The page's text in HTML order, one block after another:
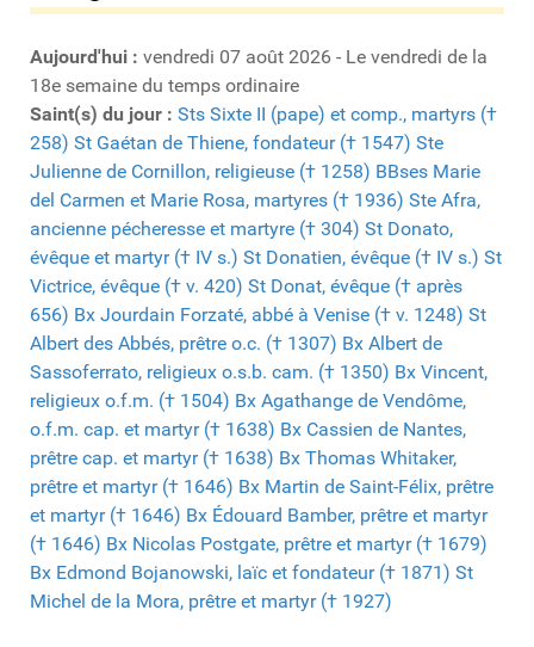
Aujourd'hui : vendredi 07 août 2026 - Le vendredi de la
18e semaine du temps ordinaire
Saint(s) du jour : Sts Sixte II (pape) et comp., martyrs (†
258) St Gaétan de Thiene, fondateur († 1547) Ste
Julienne de Cornillon, religieuse († 1258) BBses Marie
del Carmen et Marie Rosa, martyres († 1936) Ste Afra,
ancienne pécheresse et martyre († 304) St Donato,
évêque et martyr († IV s.) St Donatien, évêque († IV s.) St
Victrice, évêque († v. 420) St Donat, évêque († après
656) Bx Jourdain Forzaté, abbé à Venise († v. 1248) St
Albert des Abbés, prêtre o.c. († 1307) Bx Albert de
Sassoferrato, religieux o.s.b. cam. († 1350) Bx Vincent,
religieux o.f.m. († 1504) Bx Agathange de Vendôme,
o.f.m. cap. et martyr († 1638) Bx Cassien de Nantes,
prêtre cap. et martyr († 1638) Bx Thomas Whitaker,
prêtre et martyr († 1646) Bx Martin de Saint-Félix, prêtre
et martyr († 1646) Bx Édouard Bamber, prêtre et martyr
(† 1646) Bx Nicolas Postgate, prêtre et martyr († 1679)
Bx Edmond Bojanowski, laïc et fondateur († 1871) St
Michel de la Mora, prêtre et martyr († 1927)